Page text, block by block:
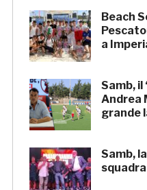
Beach
a
Samb, il
Andrea
grande
Samb,